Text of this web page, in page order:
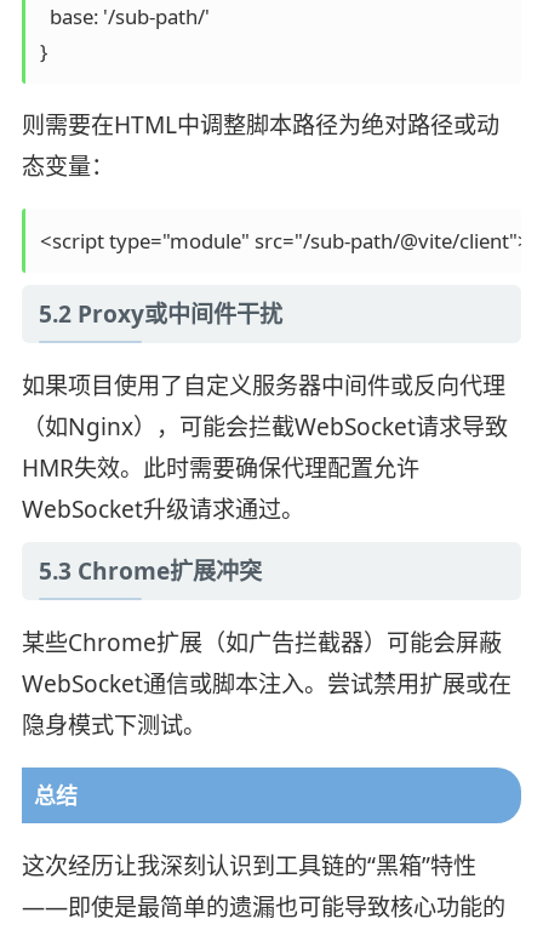
  base: '/sub-path/'
}
则需要在HTML中调整脚本路径为绝对路径或动
态变量：
5.2 Proxy或中间件干扰
如果项目使用了自定义服务器中间件或反向代理
（如Nginx），可能会拦截WebSocket请求导致
HMR失效。此时需要确保代理配置允许
WebSocket升级请求通过。
5.3 Chrome扩展冲突
某些Chrome扩展（如广告拦截器）可能会屏蔽
WebSocket通信或脚本注入。尝试禁用扩展或在
隐身模式下测试。
总结
这次经历让我深刻认识到工具链的“黑箱”特性
——即使是最简单的遗漏也可能导致核心功能的